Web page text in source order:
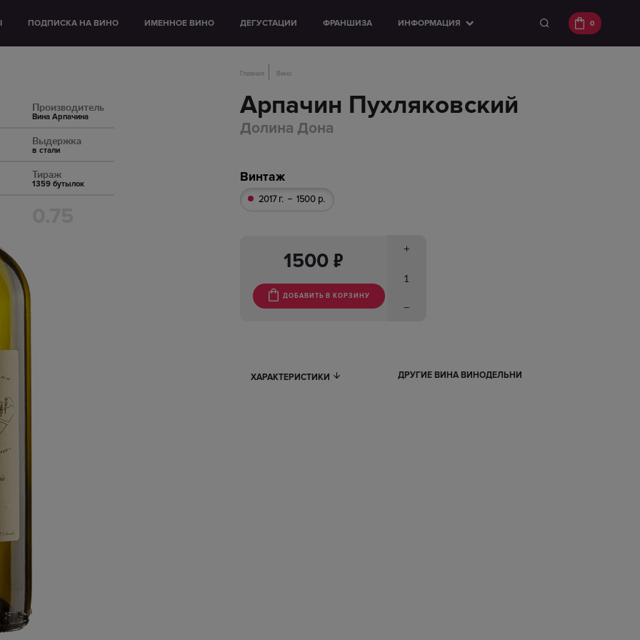
ПОДПИСКА НА ВИНО ИМЕННОЕ ВИНО ДЕГУСТАЦИИ ФРАНШИЗА ИНФОРМАЦИЯ 0
Производитель
Вина Арпачина
Выдержка
в стали
Тираж
1359 бутылок
Главная Вино
Арпачин Пухляковский
Долина Дона
Винтаж
2017 г. 1500 р.
1500 п
ДОБАВИТЬ В КОРЗИНУ
ХАРАКТЕРИСТИКИ ДРУГИЕ ВИНА ВИНОДЕЛЬНИ